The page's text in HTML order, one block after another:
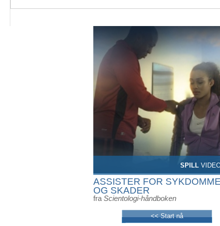
SPILL
ASSISTER FOR
OG SKADER
fra Scientologi-håndboken
<< Start nå